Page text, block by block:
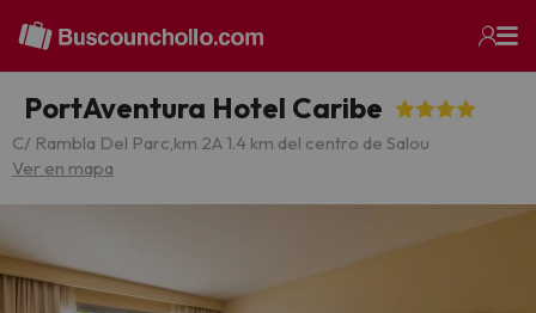
PortAventura Hotel Caribe
C/ Rambla Del Parc,km 2A 1.4 km del centro de Salou
Ver en mapa